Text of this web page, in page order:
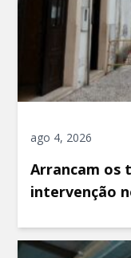
ago 4, 2026
Arrancam os
intervenção